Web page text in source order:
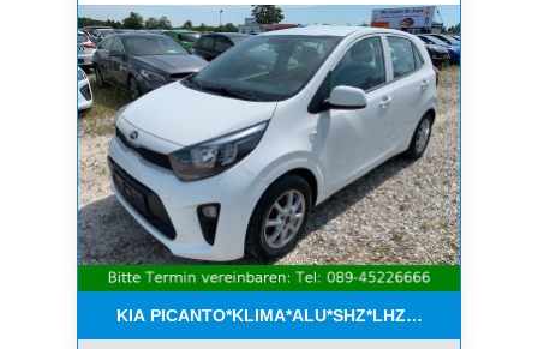
KIA PICANTO*KLIMA*ALU*SHZ*LHZ*BLUETOOTH*